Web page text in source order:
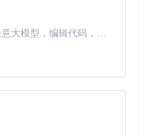
Claude Code 的开源替代方案。连接任意大模型，编辑代码，运行命令，自动验证 — 全自动执行。用 Rust 构建，极致性能。 ｜ An open-source alternative to Claude Code. Connect any LLM, edit code, run commands, and verify changes — autonomously. Built in Rust for speed. Get Started